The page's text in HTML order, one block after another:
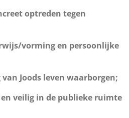
optreden tegen
vorming en persoonlijke
Joods leven waarborgen;
veilig in de publieke ruimte